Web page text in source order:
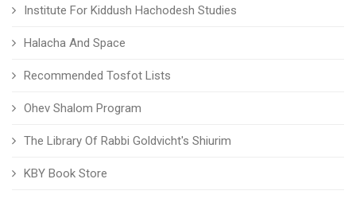
Institute For Kiddush Hachodesh Studies
Halacha And Space
Recommended Tosfot Lists
Ohev Shalom Program
The Library Of Rabbi Goldvicht's Shiurim
KBY Book Store